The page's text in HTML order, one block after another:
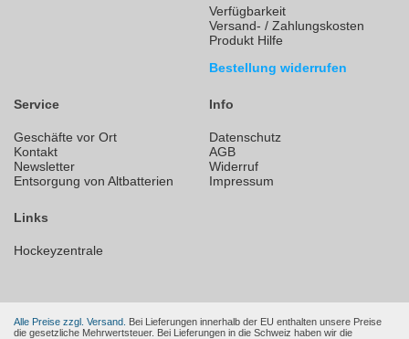
Verfügbarkeit
Versand- / Zahlungskosten
Produkt Hilfe
Bestellung widerrufen
Service
Geschäfte vor Ort
Kontakt
Newsletter
Entsorgung von Altbatterien
Info
Datenschutz
AGB
Widerruf
Impressum
Links
Hockeyzentrale
Alle Preise zzgl. Versand. Bei Lieferungen innerhalb der EU enthalten unsere Preise
die gesetzliche Mehrwertsteuer. Bei Lieferungen in die Schweiz haben wir die